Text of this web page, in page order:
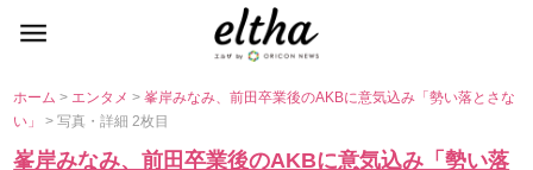
ホーム> エンタメ>峯岸みなみ、前田卒業後のAKBに意気込み「勢い落とさな
い」> 写真・詳細 2枚目
峯岸みなみ、前田卒業後のAKBに意気込み「勢い落